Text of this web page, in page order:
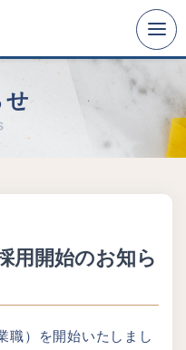
ン
せ
用開始のお知ら
職）を開始いたしまし